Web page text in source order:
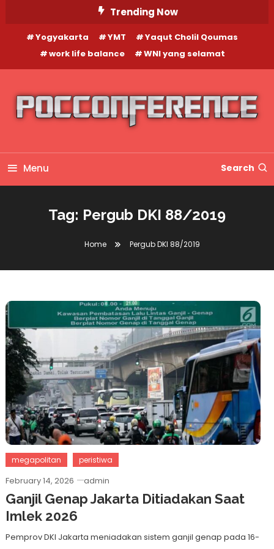
Content
Trending Now
Yogyakarta YMT
Yaqut Cholil Qoumas
work life balance
WNI yang selamat
Menu Search
Tag: Pergub DKI 88/2019
Home Pergub DKI 88/2019
megapolitan peristiwa
February 14, 2026 admin
Ganjil Genap Jakarta Ditiadakan Saat
Imlek 2026
Pemprov DKI Jakarta meniadakan sistem ganjil genap pada 16-